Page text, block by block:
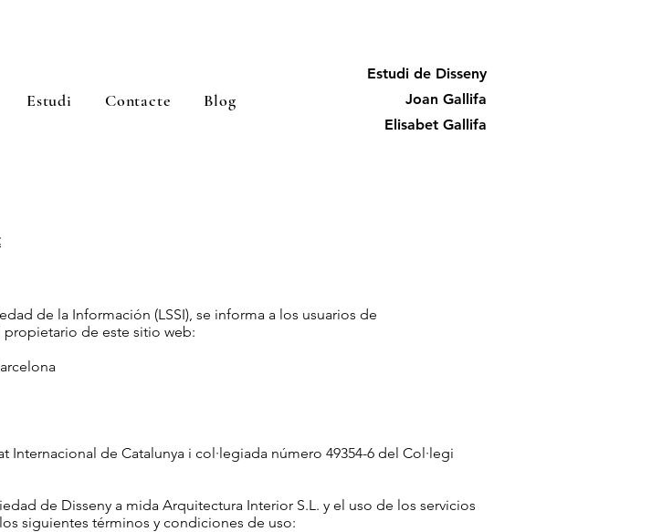
Estudi Contacte Blog
Estudi de Disseny
Joan Gallifa
Elisabet Gallifa
de la Información (LSSI), se informa a los usuarios de
de este sitio web:
de Catalunya i col·legiada número 49354-6 del Col·legi
de Disseny a mida Arquitectura Interior S.L. y el uso de los servicios
siguientes términos y condiciones de uso: